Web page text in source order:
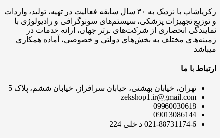
زکریاشاپ با نزدیک به ۳۰ سال سابقه فعالیت در تهیه، تولید، واردات
و توزیع تجهیزات پزشکی، سیستم‌های سونوگرافی و رادیولوژی با
نمایندگی انحصاری از شرکت‌های برتر جهان، ارائه خدمات در
زمینه‌های مختلف به بخش‌های دولتی و خصوصی، آماده همکاری
میباشد.
ارتباط با ما
تهران، خیابان بهشتی، خیابان سرافراز، خیابان ششم، پلاک 5
zekshop1.ir@gmail.com
09960030618
09013086144
021-88731174-6 داخلی 224